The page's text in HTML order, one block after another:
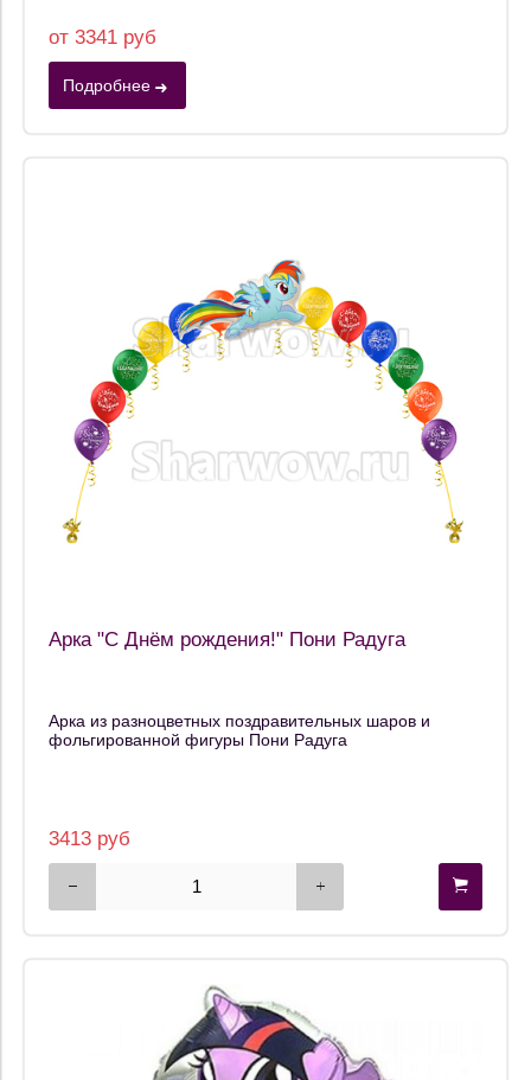
от 3341 руб
Подробнее
Арка "С Днём рождения!" Пони Радуга
Арка из разноцветных поздравительных шаров и
фольгированной фигуры Пони Радуга
3413 руб